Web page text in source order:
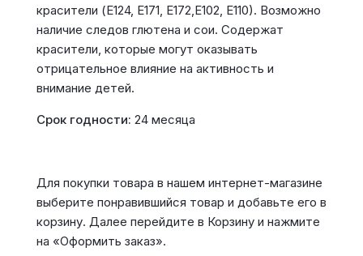
красители (Е124, Е171, Е172,Е102, Е110). Возможно
наличие следов глютена и сои. Содержат
красители, которые могут оказывать
отрицательное влияние на активность и
внимание детей.
Срок годности: 24 месяца
Для покупки товара в нашем интернет-магазине
выберите понравившийся товар и добавьте его в
корзину. Далее перейдите в Корзину и нажмите
на «Оформить заказ».